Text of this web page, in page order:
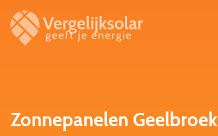
Zonnepanelen Geelbroek